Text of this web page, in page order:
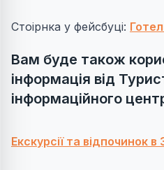
Стоірнка у фейсбуці:
Вам буде також
інформація від
інформаційного
Екскурсії та відпочинок в